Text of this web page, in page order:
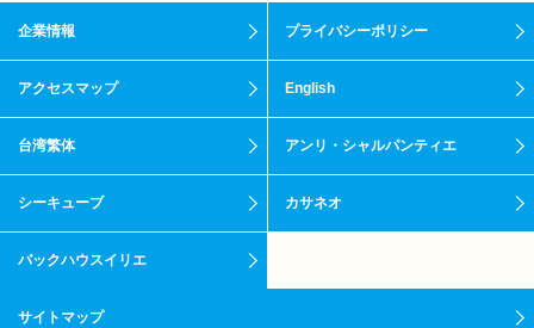
企業情報 プライバシーポリシー
アクセスマップ English
台湾繁体 アンリ・シャルパンティエ
シーキューブ カサネオ
バックハウスイリエ
サイトマップ